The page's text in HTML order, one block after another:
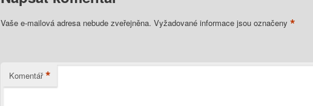
Vaše e-mailová adresa nebude zveřejněna. Vyžadované informace jsou označeny *
Komentář *